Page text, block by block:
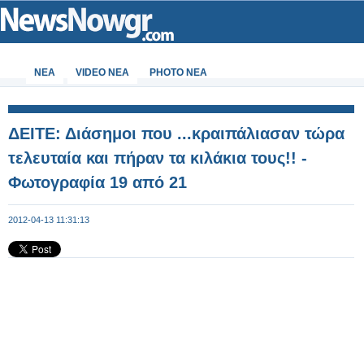
ΝΕΑ VIDEO NEA PHOTO NEA
ΔΕΙΤΕ: Διάσημοι που ...κραιπάλιασαν τώρα
τελευταία και πήραν τα κιλάκια τους!! -
Φωτογραφία 19 από 21
2012-04-13 11:31:13